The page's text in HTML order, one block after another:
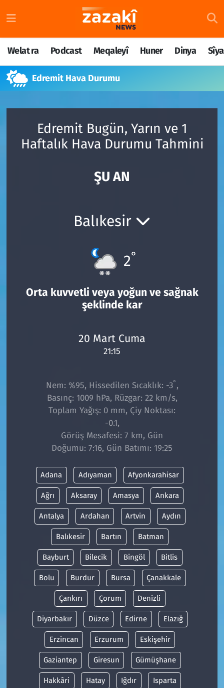
Welat ra Podcast Meqaleyî Huner Dinya
Edremit Hava Durumu
Edremit Bugün, Yarın ve 1
Haftalık Hava Durumu Tahmini
ŞU AN
Balıkesir
2°
Orta kuvvetli veya yoğun ve sağnak
şeklinde kar
20 Mart Cuma
21:15
Nem: %95, Hissedilen Sıcaklık: -3° ,
Basınç: 1009 hPa, Rüzgar: 22 km/s,
Toplam Yağış: 0 mm, Çiy Noktası:
-0.1,
Görüş Mesafesi: 7 km, Gün
Doğumu: 7:16, Gün Batımı: 19:25
Adana Adıyaman Afyonkarahisar
Ağrı Aksaray Amasya Ankara
Antalya Ardahan Artvin Aydın
Balıkesir Bartın Batman
Bayburt Bilecik Bingöl Bitlis
Bolu Burdur Bursa Çanakkale
Çankırı Çorum Denizli
Diyarbakır Düzce Edirne Elazığ
Erzincan Erzurum Eskişehir
Gaziantep Giresun Gümüşhane
Hakkâri Hatay Iğdır Isparta
Welat ra
Podcast
Meqaleyî
Dinya
Nöbetçi Eczaneler
Hava Durumu
Namaz Vakitleri
Süper Lig Puan Durumu ve Fikstür